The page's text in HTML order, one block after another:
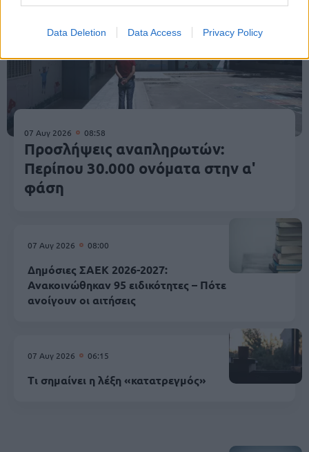
Data Deletion Data Access Privacy Policy
07 Αυγ 2026 08:58
Προσλήψεις αναπληρωτών:
Περίπου 30.000 ονόματα στην α'
φάση
07 Αυγ 2026 08:00
Δημόσιες ΣΑΕΚ 2026-2027:
Ανακοινώθηκαν 95 ειδικότητες – Πότε
ανοίγουν οι αιτήσεις
07 Αυγ 2026 06:15
Τι σημαίνει η λέξη «κατατρεγμός»